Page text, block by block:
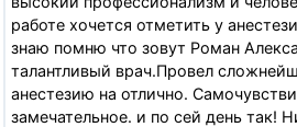
работе хочется отметить у
знаю помню что зовут Роман
талантливый врач.Провел
анестезию на отлично.
замечательное. и по сей день так!